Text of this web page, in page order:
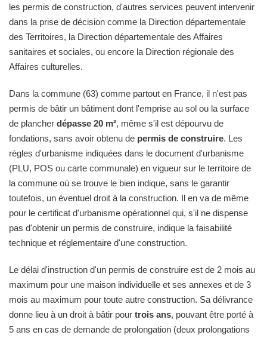
les permis de construction, d'autres services peuvent intervenir
dans la prise de décision comme la Direction départementale
des Territoires, la Direction départementale des Affaires
sanitaires et sociales, ou encore la Direction régionale des
Affaires culturelles.
Dans la commune (63) comme partout en France, il n'est pas
permis de bâtir un bâtiment dont l'emprise au sol ou la surface
de plancher dépasse 20 m², même s'il est dépourvu de
fondations, sans avoir obtenu de permis de construire. Les
règles d'urbanisme indiquées dans le document d'urbanisme
(PLU, POS ou carte communale) en vigueur sur le territoire de
la commune où se trouve le bien indique, sans le garantir
toutefois, un éventuel droit à la construction. Il en va de même
pour le certificat d'urbanisme opérationnel qui, s'il ne dispense
pas d'obtenir un permis de construire, indique la faisabilité
technique et réglementaire d'une construction.
Le délai d'instruction d'un permis de construire est de 2 mois au
maximum pour une maison individuelle et ses annexes et de 3
mois au maximum pour toute autre construction. Sa délivrance
donne lieu à un droit à bâtir pour trois ans, pouvant être porté à
5 ans en cas de demande de prolongation (deux prolongations